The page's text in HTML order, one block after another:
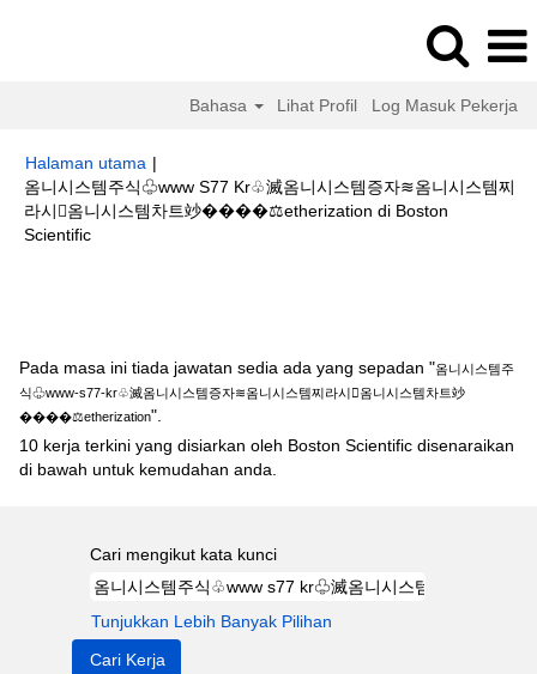
Bahasa Lihat Profil Log Masuk Pekerja
Halaman utama |
옴니시스템주식♧www S77 Kr♧滅옴니시스템증자≋옴니시스템찌
라시옴니시스템차트竗����‍⚖️etherization di Boston
Scientific(halaman
Pada masa ini tiada jawatan sedia ada yang sepadan "옴니시스템주
식♧www-s77-kr♧滅옴니시스템증자≋옴니시스템찌라시옴니시스템차트竗
����‍⚖️etherization".
10 kerja terkini yang disiarkan oleh Boston Scientific disenaraikan
di bawah untuk kemudahan anda.
Cari mengikut kata kunci
Tunjukkan Lebih Banyak Pilihan